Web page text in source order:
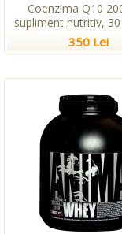
Coenzima Q10
supliment nutritiv,
350 Lei